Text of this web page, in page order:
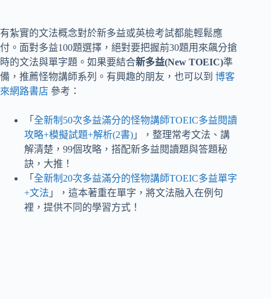
有紮實的文法概念對於新多益或英檢考試都能輕鬆應
付。面對多益100題選擇，絕對要把握前30題用來飆分搶
時的文法與單字題。如果要結合新多益(New TOEIC)準
備，推薦怪物講師系列。有興趣的朋友，也可以到 博客
來網路書店 參考：
「 全新制50次多益滿分的怪物講師TOEIC多益閱讀
攻略+模擬試題+解析(2書) 」，整理常考文法、講
解清楚，99個攻略，搭配新多益閱讀題與答題秘
訣，大推！
「 全新制20次多益滿分的怪物講師TOEIC多益單字
+文法 」，這本著重在單字，將文法融入在例句
裡，提供不同的學習方式！